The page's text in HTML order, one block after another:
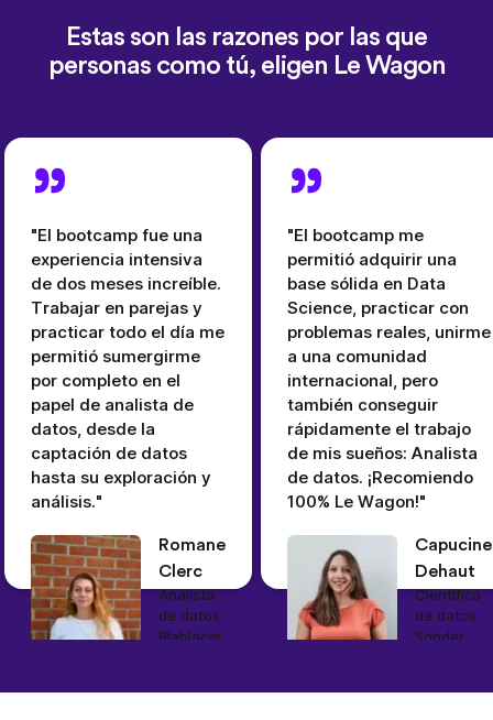
Estas son las razones por las que
personas como tú, eligen Le Wagon
"El bootcamp fue una
experiencia intensiva
de dos meses increíble.
Trabajar en parejas y
practicar todo el día me
permitió sumergirme
por completo en el
papel de analista de
datos, desde la
captación de datos
hasta su exploración y
análisis."
Romane
Clerc
Analista
de datos
Blablacar
"El bootcamp me
permitió adquirir una
base sólida en Data
Science, practicar con
problemas reales, unirme
a una comunidad
internacional, pero
también conseguir
rápidamente el trabajo
de mis sueños: Analista
de datos. ¡Recomiendo
100% Le Wagon!"
Capucine
Dehaut
Científico
de datos
Sonder